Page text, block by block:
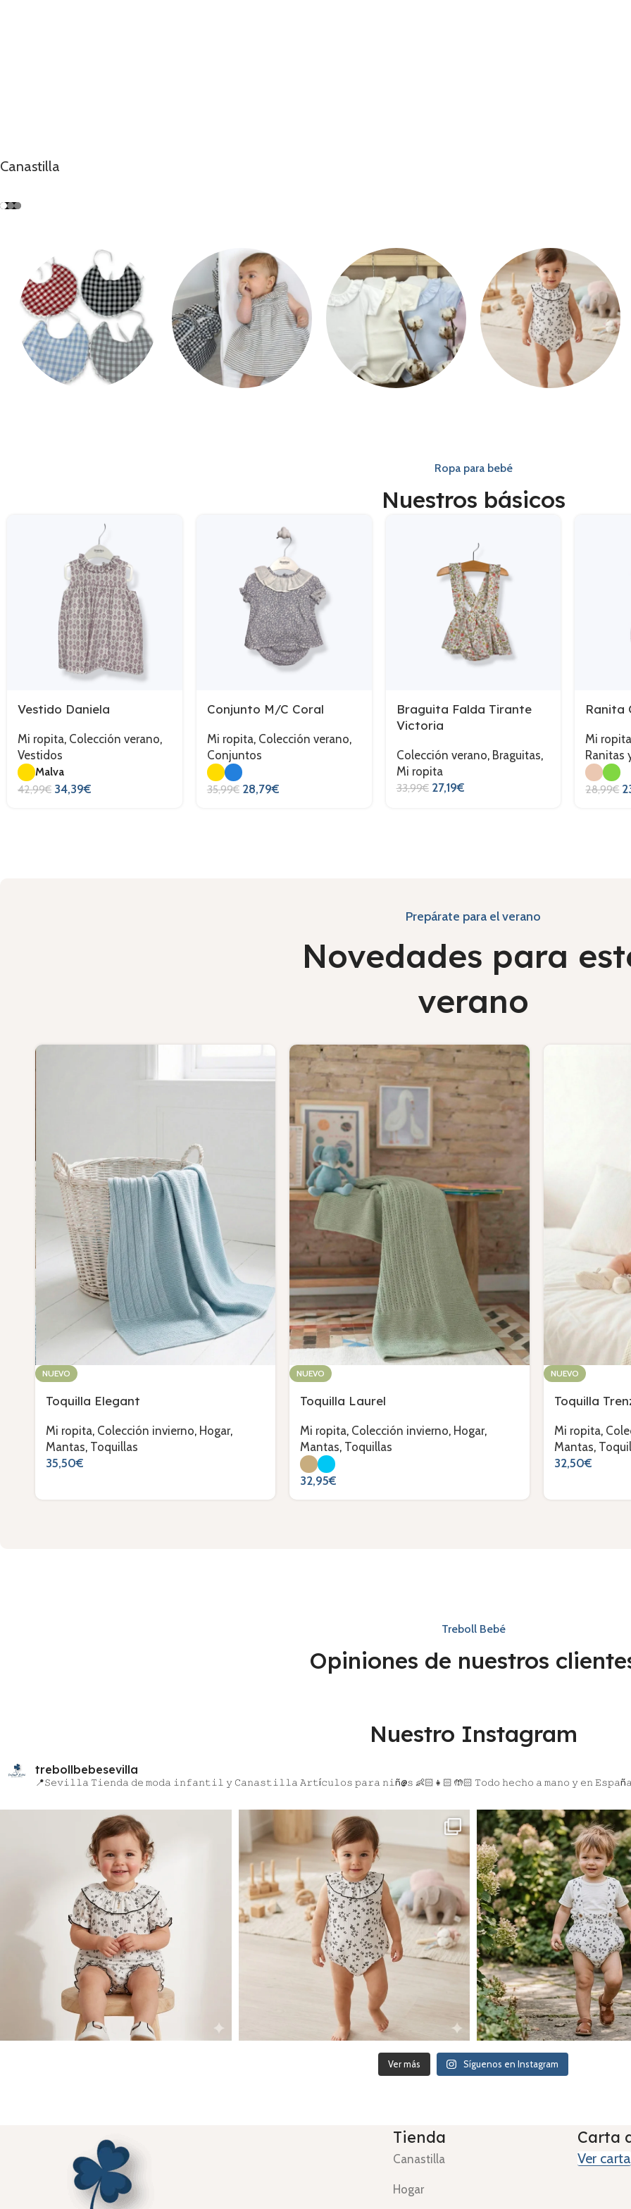
Canastilla
Ropa para bebé
Nuestros básicos
Vestido Daniela
Mi ropita, Colección verano,
Vestidos
Malva
42,99€ 34,39€
Conjunto M/C Coral
Mi ropita, Colección verano,
Conjuntos
35,99€ 28,79€
Braguita Falda Tirante
Victoria
Colección verano, Braguitas,
Mi ropita
33,99€ 27,19€
Ranita
Mi
Ranitas
28,99€
Prepárate para el verano
Novedades para
verano
NUEVO
Toquilla Elegant
Mi ropita, Colección invierno, Hogar,
Mantas, Toquillas
35,50€
NUEVO
Toquilla Laurel
Mi ropita, Colección invierno, Hogar,
Mantas, Toquillas
32,95€
NUEVO
Toquilla
Mi ropita,
Mantas,
32,50€
Treboll Bebé
Opiniones de nuestros
Nuestro Instagram
trebollbebesevilla
📍𝚂𝚎𝚟𝚒𝚕𝚕𝚊 𝚃𝚒𝚎𝚗𝚍𝚊 𝚍𝚎 𝚖𝚘𝚍𝚊 𝚒𝚗𝚏𝚊𝚗𝚝𝚒𝚕 𝚢 𝙲𝚊𝚗𝚊𝚜𝚝𝚒𝚕𝚕𝚊 𝙰𝚛𝚝í𝚌𝚞𝚕𝚘𝚜 𝚙𝚊𝚛𝚊 𝚗𝚒ñ@𝚜 👶🏻👧🏻 🤲🏻 𝚃𝚘𝚍𝚘 𝚑𝚎𝚌𝚑𝚘 𝚊 𝚖𝚊𝚗𝚘 𝚢 𝚎𝚗
Ver más Síguenos en Instagram
Tienda
Canastilla
Hogar
Carta
Ver carta